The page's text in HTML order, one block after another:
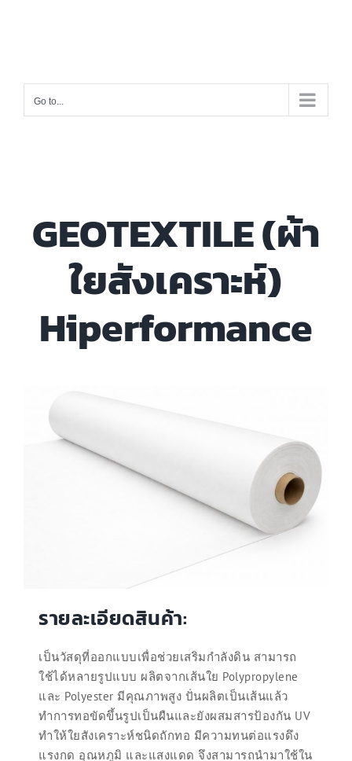
Go to...
GEOTEXTILE (ผ้า
ใยสังเคราะห์)
Hiperformance
รายละเอียดสินค้า:
เป็นวัสดุที่ออกแบบเพื่อช่วยเสริมกำลังดิน สามารถ
ใช้ได้หลายรูปแบบ ผลิตจากเส้นใย Polypropylene
และ Polyester มีคุณภาพสูง ปั่นผลิตเป็นเส้นแล้ว
ทำการทอขัดขึ้นรูปเป็นผืนและยังผสมสารป้องกัน UV
ทำให้ใยสังเคราะห์ชนิดถักทอ มีความทนต่อแรงดึง
แรงกด อุณหภูมิ และแสงแดด จึงสามารถนำมาใช้ใน